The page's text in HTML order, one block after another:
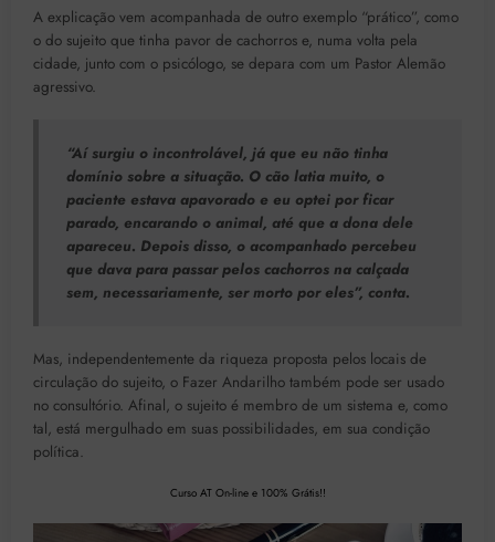
A explicação vem acompanhada de outro exemplo “prático”, como
o do sujeito que tinha pavor de cachorros e, numa volta pela
cidade, junto com o psicólogo, se depara com um Pastor Alemão
agressivo.
“Aí surgiu o incontrolável, já que eu não tinha
domínio sobre a situação. O cão latia muito, o
paciente estava apavorado e eu optei por ficar
parado, encarando o animal, até que a dona dele
apareceu. Depois disso, o acompanhado percebeu
que dava para passar pelos cachorros na calçada
sem, necessariamente, ser morto por eles”, conta.
Mas, independentemente da riqueza proposta pelos locais de
circulação do sujeito, o Fazer Andarilho também pode ser usado
no consultório. Afinal, o sujeito é membro de um sistema e, como
tal, está mergulhado em suas possibilidades, em sua condição
política.
Curso AT On-line e 100% Grátis!!